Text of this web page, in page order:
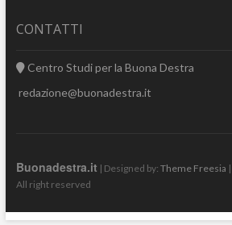
CONTATTI
Centro Studi per la Buona Destra
redazione@buonadestra.it
Buonadestra.it | Designed by: Theme Freesia |
All right reserved